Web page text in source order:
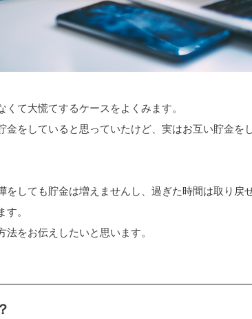
て大慌てするケースをよくみます。
金をしていると思っていたけど、実はお互い貯金を
をしても貯金は増えませんし、過ぎた時間は取り戻
。
をお伝えしたいと思います。